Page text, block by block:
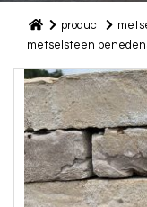
product
metselsteen